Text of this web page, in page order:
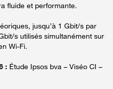
fluide et performante.
jusqu’à 1 Gbit/s par
s utilisés simultanément sur
Wi-Fi.
: Étude Ipsos bva – Viséo CI –